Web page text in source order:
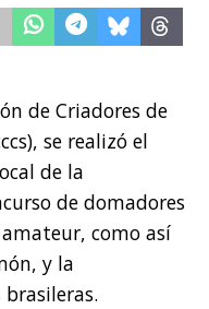
de Criadores de
se realizó el
de la
de domadores
como así
y la